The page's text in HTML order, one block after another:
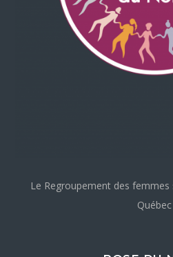
Le Regroupement des
Québec